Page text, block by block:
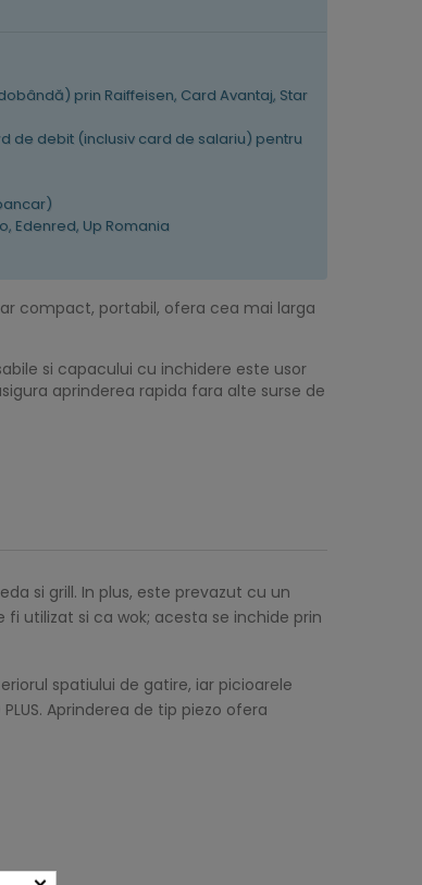
prin Raiffeisen, Card Avantaj, Star
de debit (inclusiv card de salariu) pentru
Edenred, Up Romania
compact, portabil, ofera cea mai larga
si capacului cu inchidere este usor
aprinderea rapida fara alte surse de
si grill. In plus, este prevazut cu un
utilizat si ca wok; acesta se inchide prin
spatiului de gatire, iar picioarele
Aprinderea de tip piezo ofera